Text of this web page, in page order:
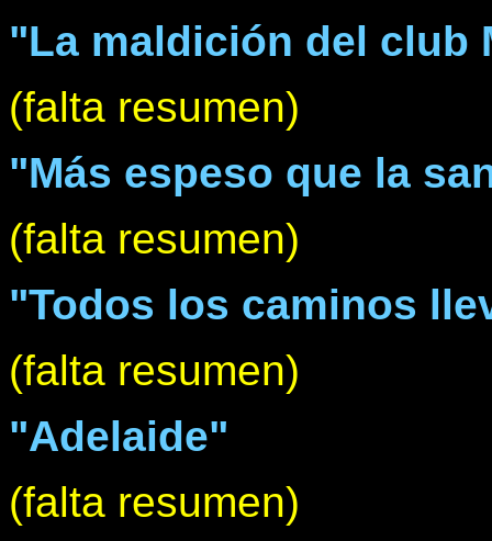
"La maldición del club
(falta resumen)
"Más espeso que la
(falta resumen)
"Todos los caminos
(falta resumen)
"Adelaide"
(falta resumen)